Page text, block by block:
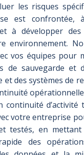
les risques
est confrontée,
à développer des
environnement.
vos équipes pour
de sauvegarde et
et des systèmes de
continuité d’activité
votre entreprise
testés, en mettant
des